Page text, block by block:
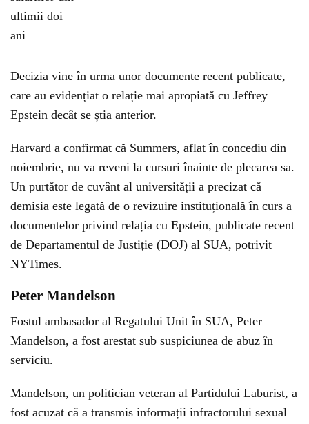
Decizia vine în urma unor documente recent publicate,
care au evidențiat o relație mai apropiată cu Jeffrey
Epstein decât se știa anterior.
Harvard a confirmat că Summers, aflat în concediu din
noiembrie, nu va reveni la cursuri înainte de plecarea sa.
Un purtător de cuvânt al universității a precizat că
demisia este legată de o revizuire instituțională în curs a
documentelor privind relația cu Epstein, publicate recent
de Departamentul de Justiție (DOJ) al SUA, potrivit
NYTimes.
Peter Mandelson
Fostul ambasador al Regatului Unit în SUA, Peter
Mandelson, a fost arestat sub suspiciunea de abuz în
serviciu.
Mandelson, un politician veteran al Partidului Laburist, a
fost acuzat că a transmis informații infractorului sexual